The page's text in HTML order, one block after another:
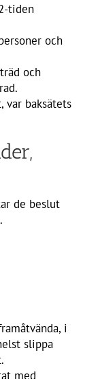
tiden
och
och
var baksätets
de beslut
i
slippa
med